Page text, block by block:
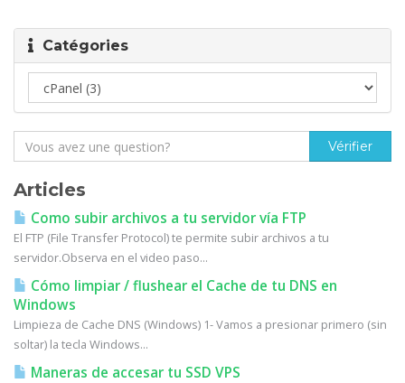
Catégories
Articles
Como subir archivos a tu servidor vía FTP
El FTP (File Transfer Protocol) te permite subir archivos a tu
servidor.Observa en el video paso...
Cómo limpiar / flushear el Cache de tu DNS en
Windows
Limpieza de Cache DNS (Windows) 1- Vamos a presionar primero (sin
soltar) la tecla Windows...
Maneras de accesar tu SSD VPS